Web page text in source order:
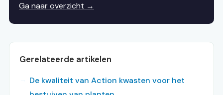
Ga naar overzicht →
Gerelateerde artikelen
De kwaliteit van Action kwasten voor het